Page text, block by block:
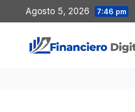
al
contenido
Agosto 5, 2026 7:46 pm